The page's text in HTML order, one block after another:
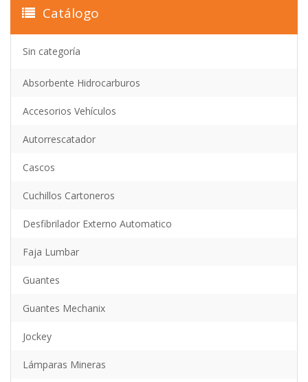
Catálogo
Sin categoría
Absorbente Hidrocarburos
Accesorios Vehículos
Autorrescatador
Cascos
Cuchillos Cartoneros
Desfibrilador Externo Automatico
Faja Lumbar
Guantes
Guantes Mechanix
Jockey
Lámparas Mineras